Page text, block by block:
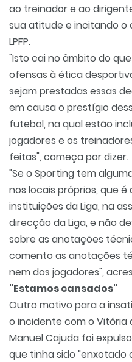
ao treinador e ao
sua atitude e incitando o
LPFP.
"Isto cai no âmbito do
ofensas à ética
sejam prestadas essas
em causa o prestígio
futebol, na qual estão
jogadores e os
feitas", começa por dizer.
"Se o Sporting tem
nos locais próprios, que é
instituições da Liga, na
direcção da Liga, e não
sobre as anotações
comento as anotações
nem dos jogadores",
"Estamos cansados"
Outro motivo para a
o incidente com o Vitória
ManuelCajuda foi
que tinha sido "enxotado